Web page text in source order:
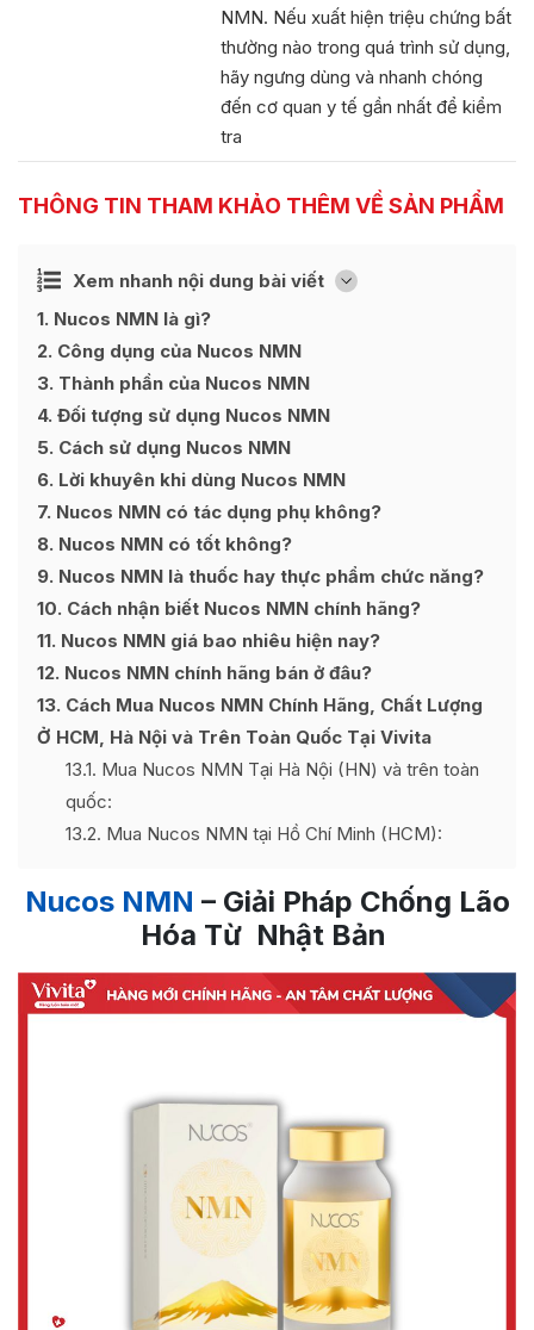
NMN. Nếu xuất hiện triệu chứng bất
thường nào trong quá trình sử dụng,
hãy ngưng dùng và nhanh chóng
đến cơ quan y tế gần nhất để kiểm
tra
THÔNG TIN THAM KHẢO THÊM VỀ SẢN PHẨM
Xem nhanh nội dung bài viết [
Ẩn
1 Nucos NMN là gì?
2 Công dụng của Nucos NMN
3 Thành phần của Nucos NMN
4 Đối tượng sử dụng Nucos NMN
5 Cách sử dụng Nucos NMN
6 Lời khuyên khi dùng Nucos NMN
7 Nucos NMN có tác dụng phụ không?
8 Nucos NMN có tốt không?
9 Nucos NMN là thuốc hay thực phẩm chức năng?
10 Cách nhận biết Nucos NMN chính hãng?
11 Nucos NMN giá bao nhiêu hiện nay?
12 Nucos NMN chính hãng bán ở đâu?
13 Cách Mua Nucos NMN Chính Hãng, Chất Lượng
Ở HCM, Hà Nội và Trên Toàn Quốc Tại Vivita
13.1 Mua Nucos NMN Tại Hà Nội (HN) và trên toàn
quốc:
13.2 Mua Nucos NMN tại Hồ Chí Minh (HCM):
Nucos NMN – Giải Pháp Chống Lão
Hóa Từ Nhật Bản